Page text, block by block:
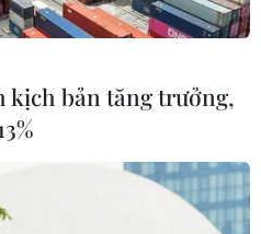
kịch bản tăng trưởng,